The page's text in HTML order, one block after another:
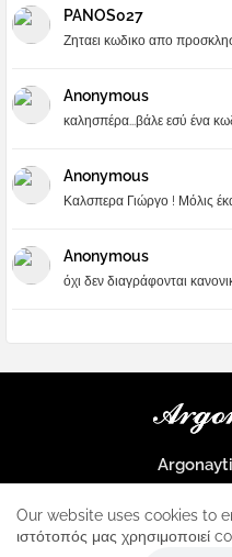
PANOS027
Ζηταει κωδικο απο
Anonymous
καλησπέρα...βάλε εσύ ένα
Anonymous
Καλσπερα Γιώργο ! Μόλις
Anonymous
όχι δεν διαγράφονται
μοναδικός
Our website uses cookies to
ιστότοπός μας χρησιμοποιεί